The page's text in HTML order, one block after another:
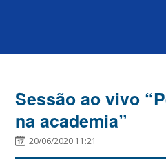
Sessão ao vivo
na academia”
20/06/2020 11:21